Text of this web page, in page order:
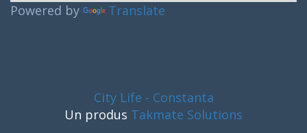
Powered by Translate
City Life - Constanta
Un produs Takmate Solutions